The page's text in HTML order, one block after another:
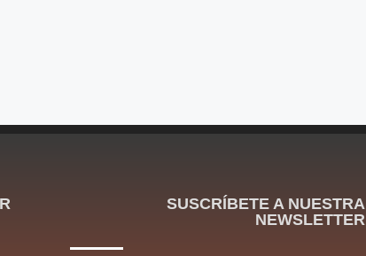
SUSCRÍBETE A NUESTRA
NEWSLETTER